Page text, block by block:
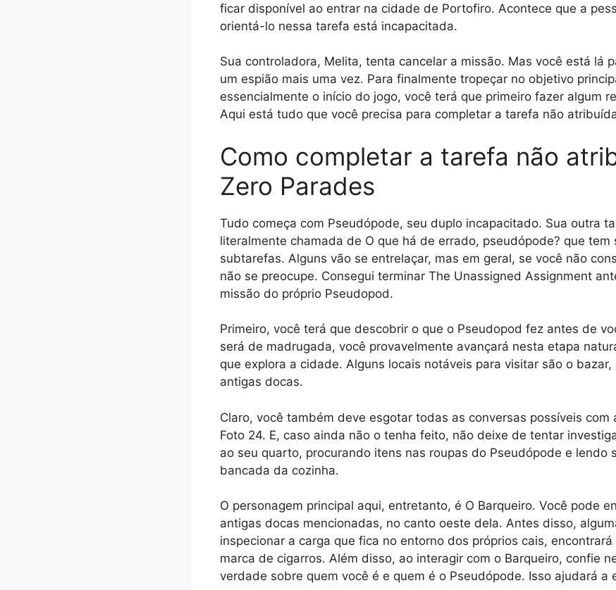
ficar disponível ao entrar na cidade de Portofiro. Acontece que a
orientá-lo nessa tarefa está incapacitada.
Sua controladora, Melita, tenta cancelar a missão. Mas você está lá
um espião mais uma vez. Para finalmente tropeçar no objetivo
essencialmente o início do jogo, você terá que primeiro fazer algum
Aqui está tudo que você precisa para completar a tarefa não
Como completar a tarefa não
Zero Parades
Tudo começa com Pseudópode, seu duplo incapacitado. Sua outra
literalmente chamada de O que há de errado, pseudópode? que tem
subtarefas. Alguns vão se entrelaçar, mas em geral, se você não
não se preocupe. Consegui terminar The Unassigned Assignment
missão do próprio Pseudopod.
Primeiro, você terá que descobrir o que o Pseudopod fez antes de
será de madrugada, você provavelmente avançará nesta etapa
que explora a cidade. Alguns locais notáveis ​​para visitar são o
antigas docas.
Claro, você também deve esgotar todas as conversas possíveis com
Foto 24. E, caso ainda não o tenha feito, não deixe de tentar
ao seu quarto, procurando itens nas roupas do Pseudópode e lendo
bancada da cozinha.
O personagem principal aqui, entretanto, é O Barqueiro. Você pode
antigas docas mencionadas, no canto oeste dela. Antes disso,
inspecionar a carga que fica no entorno dos próprios cais,
marca de cigarros. Além disso, ao interagir com o Barqueiro, confie
verdade sobre quem você é e quem é o Pseudópode. Isso ajudará a